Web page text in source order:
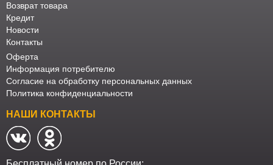
Возврат товара
Кредит
Новости
Контакты
Оферта
Информация потребителю
Согласие на обработку персональных данных
Политика конфиденциальности
НАШИ КОНТАКТЫ